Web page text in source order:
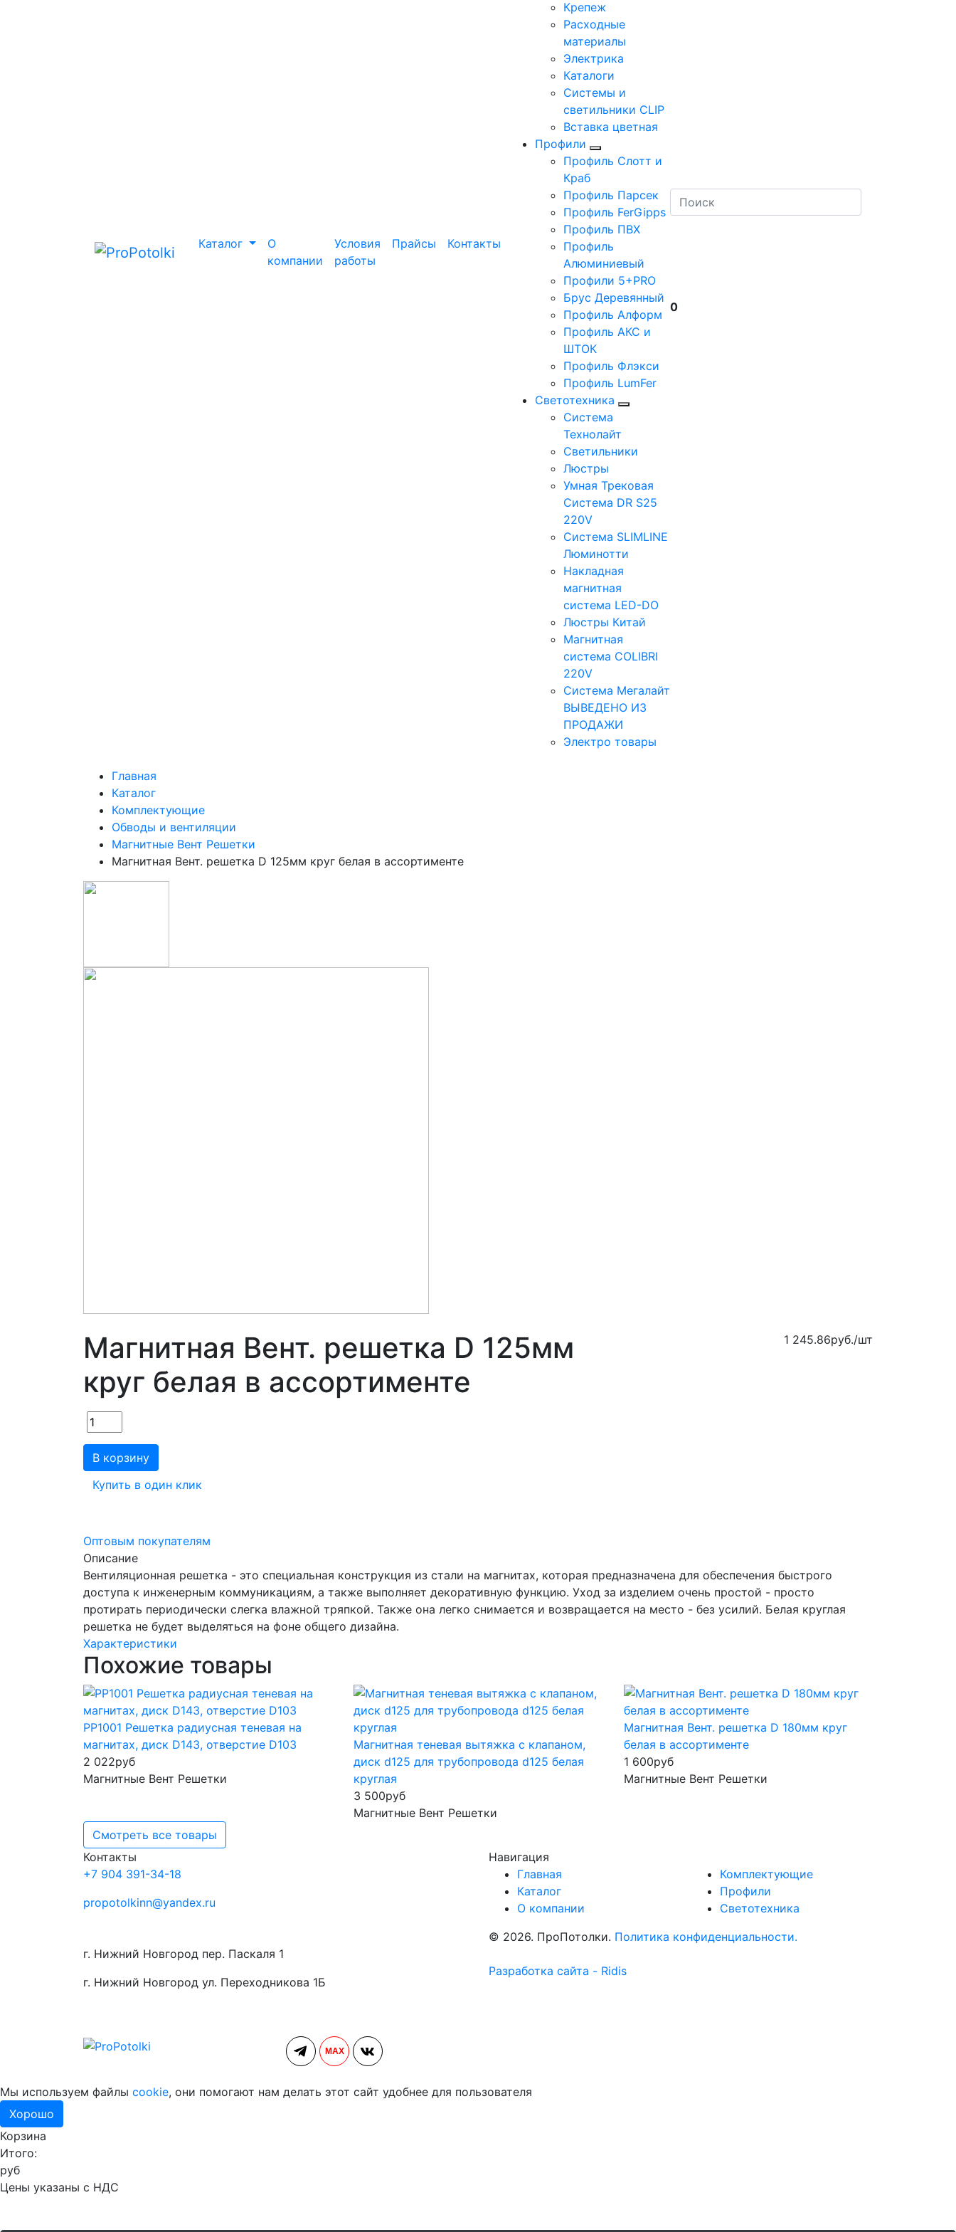
Каталог
О
компании
Условия
работы
Прайсы Контакты
Крепеж
Расходные
материалы
Электрика
Каталоги
Системы и
светильники CLIP
Вставка цветная
Профили
Профиль Слотт и
Краб
Профиль Парсек
Профиль FerGipps
Профиль ПВХ
Профиль
Алюминиевый
Профили 5+PRO
Брус Деревянный
Профиль Алформ
Профиль АКС и
ШТОК
Профиль Флэкси
Профиль LumFer
Светотехника
Система
Технолайт
Светильники
Люстры
Умная Трековая
Система DR S25
220V
Система SLIMLINE
Люминотти
Накладная
магнитная
система LED-DO
Люстры Китай
Магнитная
система COLIBRI
220V
Система Мегалайт
ВЫВЕДЕНО ИЗ
ПРОДАЖИ
Электро товары
0
Главная
Каталог
Комплектующие
Обводы и вентиляции
Магнитные Вент Решетки
Магнитная Вент. решетка D 125мм круг белая в ассортименте
Магнитная Вент. решетка D 125мм
круг белая в ассортименте
1 245.86руб./шт
В корзину
Купить в один клик
Оптовым покупателям
Описание
Вентиляционная решетка - это специальная конструкция из стали на магнитах, которая предназначена для обеспечения быстрого
доступа к инженерным коммуникациям, а также выполняет декоративную функцию. Уход за изделием очень простой - просто
протирать периодически слегка влажной тряпкой. Также она легко снимается и возвращается на место - без усилий. Белая круглая
решетка не будет выделяться на фоне общего дизайна.
Характеристики
Похожие товары
РР1001 Решетка радиусная теневая на
магнитах, диск D143, отверстие D103
2 022руб
Магнитные Вент Решетки
Магнитная теневая вытяжка с клапаном,
диск d125 для трубопровода d125 белая
круглая
3 500руб
Магнитные Вент Решетки
Магнитная Вент. решетка D 180мм круг
белая в ассортименте
1 600руб
Магнитные Вент Решетки
Смотреть все товары
Контакты
+7 904 391-34-18
propotolkinn@yandex.ru
г. Нижний Новгород пер. Паскаля 1
г. Нижний Новгород ул. Переходникова 1Б
MAX
Навигация
Главная
Каталог
О компании
Комплектующие
Профили
Светотехника
© 2026. ПроПотолки. Политика конфиденциальности.
Разработка сайта - Ridis
Мы используем файлы cookie, они помогают нам делать этот сайт удобнее для пользователя
Хорошо
Корзина
Итого:
руб
Цены указаны с НДС